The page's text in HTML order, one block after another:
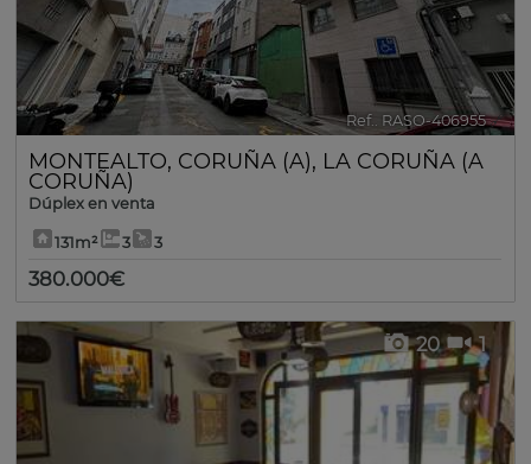
Ref.. RASO-406955 🔗
MONTEALTO, CORUÑA (A), LA CORUÑA (A
CORUÑA)
Dúplex en venta
131m² 3 3
380.000€
20 1